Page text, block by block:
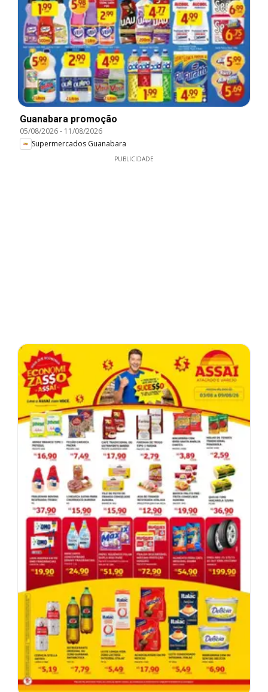
Guanabara promoção
05/08/2026- 11/08/2026
Supermercados Guanabara
PUBLICIDADE